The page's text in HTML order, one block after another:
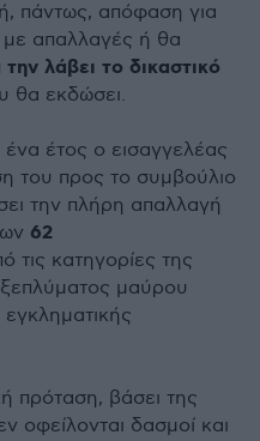
πάντως, απόφαση για
με απαλλαγές ή θα
την λάβει το δικαστικό
θα εκδώσει.
ένα έτος ο εισαγγελέας
του προς το συμβούλιο
την πλήρη απαλλαγή
62
τις κατηγορίες της
μαύρου
πρόταση, βάσει της
οφείλονται δασμοί και